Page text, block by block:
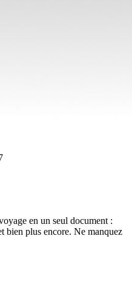
en un seul document :
bien plus encore. Ne manquez